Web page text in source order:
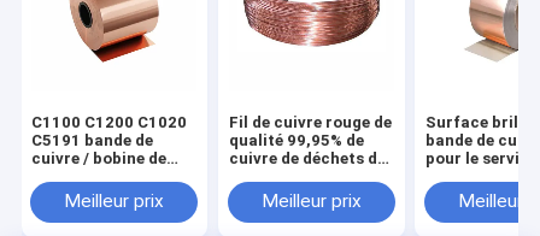
C1100 C1200 C1020
C5191 bande de
cuivre / bobine de
haute pureté
Meilleur prix
Fil de cuivre rouge de
qualité 99,95% de
cuivre de déchets de
99,97%-99,99% pour
l'achat en vrac
Meilleur prix
Surface
bande de
pour le service
JIS ASTM
Meilleur